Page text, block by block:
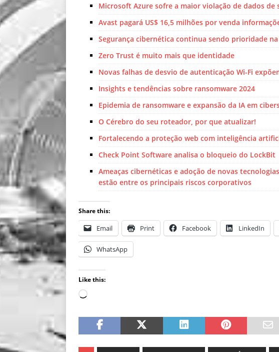
Microsoft Azure sofre a maior violação de dados de
Avast pagará US$ 16,5 milhões por venda
Segurança cibernética continua sendo prioridade na
Zero Trust é muito mais que identidade
Novas falhas de desvio de autenticação Wi-Fi
Insights e tendências sobre ransomware 2024
Epidemia de ransomware e expansão da IA em
O Cérebro do seu roteador, por que atualizar!
Fortalecendo a proteção web com inteligência
Check Point Software analisa o bloqueio do LockBit
Ameaças cibernéticas e adoção de novas
estão entre os principais riscos corporativos
Share this:
Email Print Facebook LinkedIn
WhatsApp
Like this: